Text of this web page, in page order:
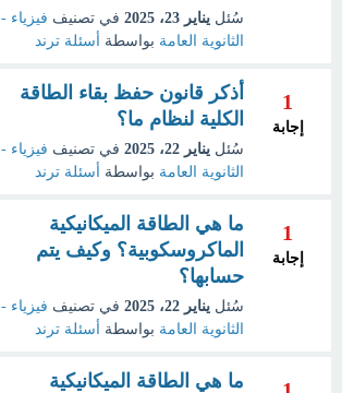
سُئل يناير 23، 2025 في تصنيف فيزياء -
الثانوية العامة بواسطة أسئلة ترند
1
إجابة
أذكر قانون حفظ بقاء الطاقة
الكلية لنظام ما؟
سُئل يناير 22، 2025 في تصنيف فيزياء -
الثانوية العامة بواسطة أسئلة ترند
1
إجابة
ما هي الطاقة الميكانيكية
الماكروسكوبية؟ وكيف يتم
حسابها؟
سُئل يناير 22، 2025 في تصنيف فيزياء -
الثانوية العامة بواسطة أسئلة ترند
ما هي الطاقة الميكانيكية